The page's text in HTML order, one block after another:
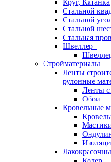
Круг, Катанка
Стальной
Стальной
Стальной
Стальная
Швеллер
Стройматериалы
Ленты
рулонные
Ленты
Обои
Кровельные
Мастики
Колер